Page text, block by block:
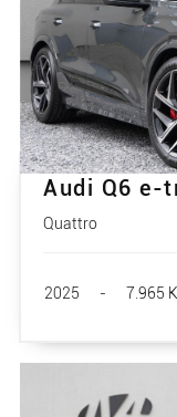
Audi Q6 e-
Quattro
2025 - 7.965